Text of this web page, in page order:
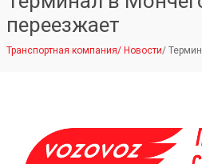
переезжает
Транспортная компания/ Новости/